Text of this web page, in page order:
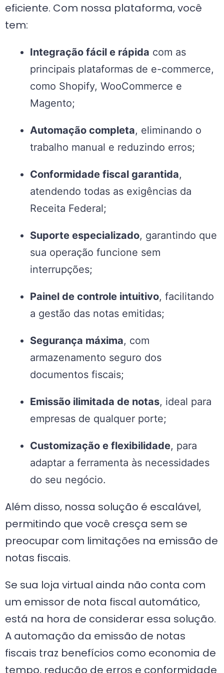
eficiente. Com nossa plataforma, você
tem:
Integração fácil e rápida com as
principais plataformas de e-commerce,
como Shopify, WooCommerce e
Magento;
Automação completa, eliminando o
trabalho manual e reduzindo erros;
Conformidade fiscal garantida,
atendendo todas as exigências da
Receita Federal;
Suporte especializado, garantindo que
sua operação funcione sem
interrupções;
Painel de controle intuitivo, facilitando
a gestão das notas emitidas;
Segurança máxima, com
armazenamento seguro dos
documentos fiscais;
Emissão ilimitada de notas, ideal para
empresas de qualquer porte;
Customização e flexibilidade, para
adaptar a ferramenta às necessidades
do seu negócio.
Além disso, nossa solução é escalável,
permitindo que você cresça sem se
preocupar com limitações na emissão de
notas fiscais.
Se sua loja virtual ainda não conta com
um emissor de nota fiscal automático,
está na hora de considerar essa solução.
A automação da emissão de notas
fiscais traz benefícios como economia de
tempo, redução de erros e conformidade